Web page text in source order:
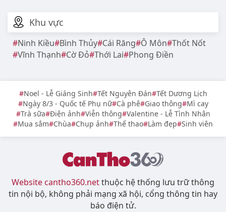
Khu vực
Ninh Kiều Bình Thủy Cái Răng Ô Môn Thốt Nốt
Vĩnh Thạnh Cờ Đỏ Thới Lai Phong Điền
Noel - Lễ Giáng Sinh Tết Nguyên Đán Tết Dương Lịch
Ngày 8/3 - Quốc tế Phụ nữ Cà phê Giao thông Mì cay
Trà sữa Điện ảnh Viễn thông Valentine - Lễ Tình Nhân
Mua sắm Chùa Chụp ảnh Thể thao Làm đẹp Sinh viên
Website cantho360.netthuộc hệ thống lưu trữ thông
tin nội bộ, không phải mạng xã hội, cổng thông tin hay
báo điện tử.